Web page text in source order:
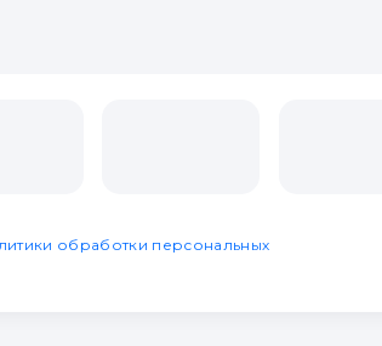
обработки персональных